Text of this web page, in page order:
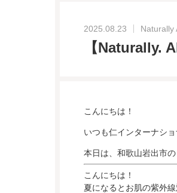
2025.08.23 Naturally
【Naturally.
こんにちは！
いつも仁インターナシ
本日は、和歌山岩出市の
こんにちは！
夏になるとお肌の紫外